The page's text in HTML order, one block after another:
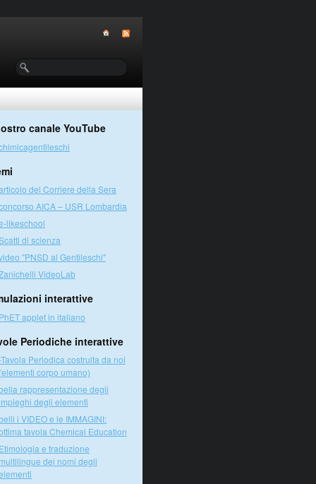
canale YouTube
del Corriere della Sera
AICA – USR Lombardia
likeschool
di scienza
"PNSD al Gentileschi"
VideoLab
interattive
applet in italiano
Periodiche interattive
Periodica costruita da noi
corpo umano)
rappresentazione degli
degli elementi
i VIDEO e le IMMAGINI:
tavola Chemical Education
e traduzione
dei nomi degli